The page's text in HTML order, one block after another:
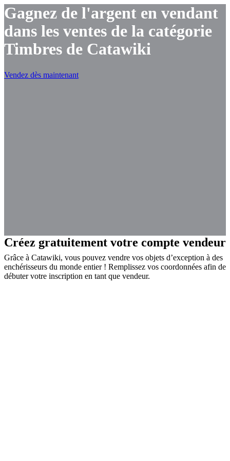
Gagnez de l'argent en vendant
dans les ventes de la catégorie
Timbres de Catawiki
Vendez dès maintenant
Créez gratuitement votre compte vendeur
Grâce à Catawiki, vous pouvez vendre vos objets d’exception à des
enchérisseurs du monde entier ! Remplissez vos coordonnées afin de
débuter votre inscription en tant que vendeur.